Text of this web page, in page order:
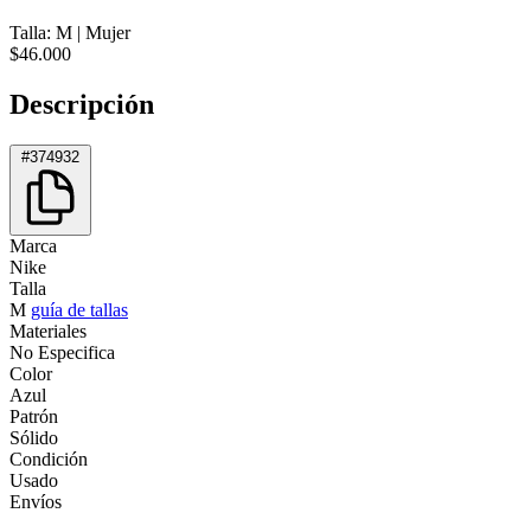
Talla: M | Mujer
$46.000
Descripción
#374932
Marca
Nike
Talla
M guía de tallas
Materiales
No Especifica
Color
Azul
Patrón
Sólido
Condición
Usado
Envíos